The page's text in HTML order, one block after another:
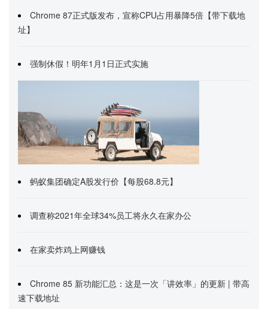
Chrome 87正式版发布，宣称CPU占用暴降5倍【带下载地
址】
强制休假！明年1月1日正式实施
蚂蚁集团确定A股发行价【每股68.8元】
调查称2021年全球34%员工将永久在家办公
在家卖炸鸡上网赚钱
Chrome 85 新功能汇总：这是一次「讲效率」的更新 | 带高
速下载地址